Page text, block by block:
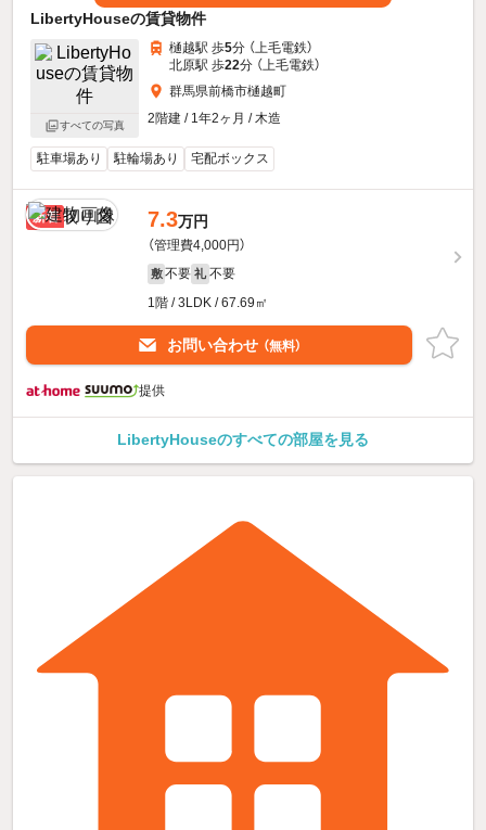
LibertyHouseの賃貸物件
すべての写真
樋越駅 歩5分 （上毛電鉄）
北原駅 歩22分 （上毛電鉄）
群馬県前橋市樋越町
2階建 / 1年2ヶ月 / 木造
駐車場あり 駐輪場あり 宅配ボックス
新着 7.3万円
（管理費4,000円）
敷 不要 礼 不要
1階 / 3LDK / 67.69㎡
お問い合わせ （無料）
提供
LibertyHouseのすべての部屋を見る